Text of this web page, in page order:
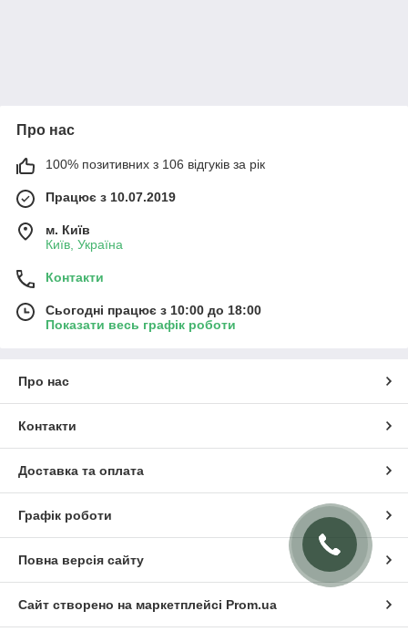
Про нас
100% позитивних з 106 відгуків за рік
Працює з 10.07.2019
м. Київ
Київ, Україна
Контакти
Сьогодні працює з 10:00 до 18:00
Показати весь графік роботи
Про нас
Контакти
Доставка та оплата
Графік роботи
Повна версія сайту
Сайт створено на маркетплейсі Prom.ua